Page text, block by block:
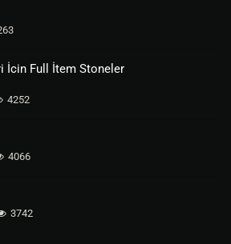
İcin Full İtem Stoneler
4252
4066
3742